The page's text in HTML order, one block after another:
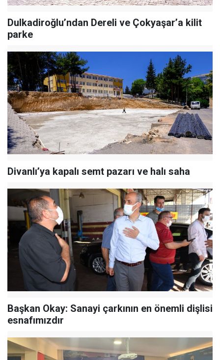
Dulkadiroğlu’ndan Dereli ve Çokyaşar’a kilit
parke
Divanlı’ya kapalı semt pazarı ve halı saha
Başkan Okay: Sanayi çarkının en önemli dişlisi
esnafımızdır